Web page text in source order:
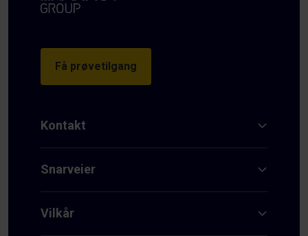
Få prøvetilgang
Kontakt
Snarveier
Vilkår